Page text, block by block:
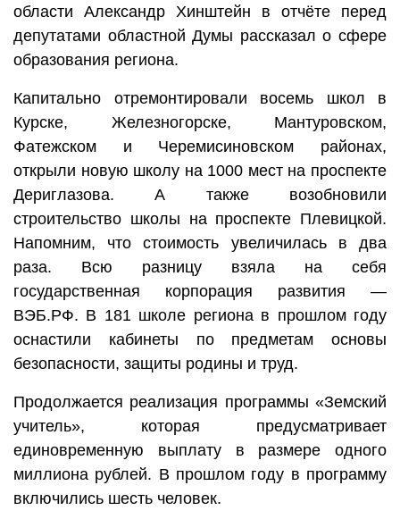
области Александр Хинштейн в отчёте перед
депутатами областной Думы рассказал о сфере
образования региона.
Капитально отремонтировали восемь школ в
Курске, Железногорске, Мантуровском,
Фатежском и Черемисиновском районах,
открыли новую школу на 1000 мест на проспекте
Дериглазова. А также возобновили
строительство школы на проспекте Плевицкой.
Напомним, что стоимость увеличилась в два
раза. Всю разницу взяла на себя
государственная корпорация развития —
ВЭБ.РФ. В 181 школе региона в прошлом году
оснастили кабинеты по предметам основы
безопасности, защиты родины и труд.
Продолжается реализация программы «Земский
учитель», которая предусматривает
единовременную выплату в размере одного
миллиона рублей. В прошлом году в программу
включились шесть человек.